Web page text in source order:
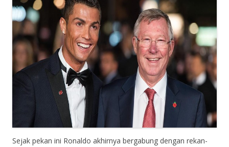
Sejak pekan ini Ronaldo akhirnya bergabung dengan rekan-